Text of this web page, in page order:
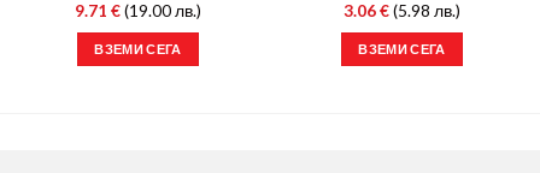
9.71 €(19.00 лв.)
ВЗЕМИ СЕГА
3.06€(5.98 лв.)
ВЗЕМИ СЕГА